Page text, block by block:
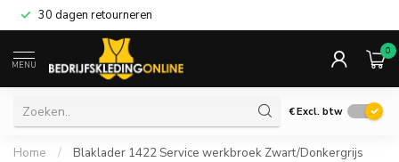
30 dagen retourneren
MENU
0
€Excl. btw
Home /
Blaklader 1422 Service werkbroek Zwart/Donkergrijs